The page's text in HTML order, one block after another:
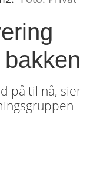
på til nå, sier